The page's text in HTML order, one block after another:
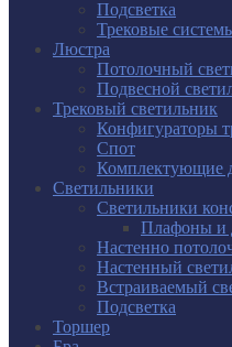
Подсветка
Трековые
Люстра
Потолочный
Подвесной
Трековый светильник
Конфигураторы
Спот
Комплектующие
Светильники
Светильники
Плафоны и
Настенно
Настенный
Встраиваемый
Подсветка
Торшер